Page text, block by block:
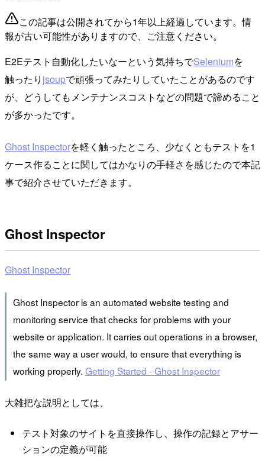
この記事は公開されてから1年以上経過しています。情
報が古い可能性がありますので、ご注意ください。
E2Eテスト自動化したいなーという気持ちでSeleniumを
触ったり jsoupで頑張ってみたりしていたことがあるのです
が、どうしてもメンテナンスコストなどの問題で諦めること
が多かったです。
Ghost Inspectorを軽く触ったところ、少なくともテストを1
ケース作ることに関してはかなりの手軽さを感じたので本記
事で紹介させていただきます。
Ghost Inspector
Ghost Inspector
Ghost Inspector is an automated website testing and
monitoring service that checks for problems with your
website or application. It carries out operations in a browser,
the same way a user would, to ensure that everything is
working properly. Getting Started - Ghost Inspector
大雑把な説明としては、
テスト対象のサイトを直接操作し、操作の記録とアサー
ションの定義が可能